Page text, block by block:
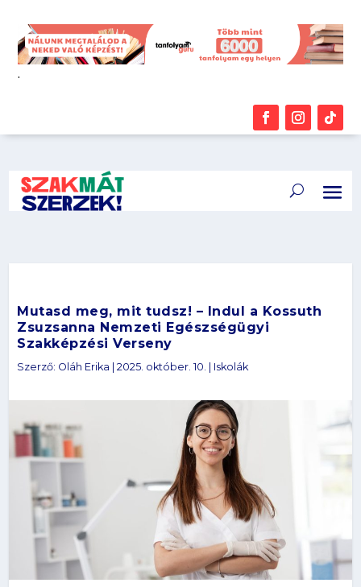
.
Mutasd meg, mit tudsz! – Indul a Kossuth
Zsuzsanna Nemzeti Egészségügyi
Szakképzési Verseny
Szerző: Oláh Erika |2025. október. 10. Iskolák